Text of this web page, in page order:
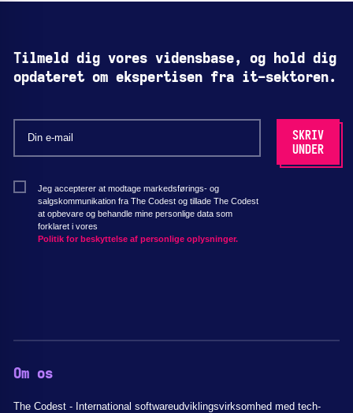
Tilmeld dig vores vidensbase, og hold dig
opdateret om ekspertisen fra it-sektoren.
Jeg accepterer at modtage markedsførings- og
salgskommunikation fra The Codest og tillade The Codest
at opbevare og behandle mine personlige data som
forklaret i vores
Politik for beskyttelse af personlige oplysninger.
Om os
The Codest - International softwareudviklingsvirksomhed med tech-